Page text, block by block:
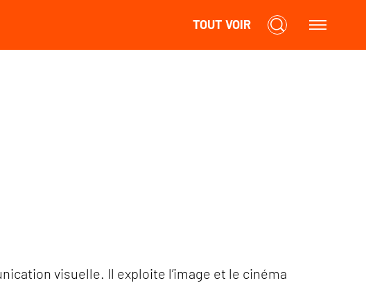
TOUT VOIR
visuelle. Il exploite l’image et le cinéma